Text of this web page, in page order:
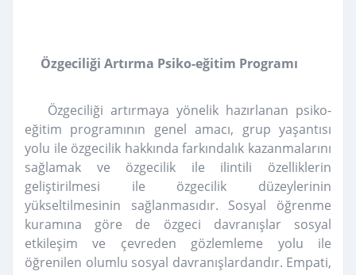
Özgeciliği Artırma Psiko-eğitim Programı
Özgeciliği artırmaya yönelik hazırlanan psiko-
eğitim programının genel amacı, grup yaşantısı
yolu ile özgecilik hakkında farkındalık kazanmalarını
sağlamak ve özgecilik ile ilintili özelliklerin
geliştirilmesi ile özgecilik düzeylerinin
yükseltilmesinin sağlanmasıdır. Sosyal öğrenme
kuramına göre de özgeci davranışlar sosyal
etkileşim ve çevreden gözlemleme yolu ile
öğrenilen olumlu sosyal davranışlardandır. Empati,